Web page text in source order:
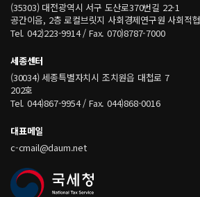
(35303) 대전광역시 서구 도산로370번길 22-1
공간이음, 2층 로컬브릿지 사회경제연구원 사회적
Tel. 042)223-9914 / Fax. 070)8787-7000
세종센터
(30034) 세종특별자치시 조치원읍 대첩로 7
202호
Tel. 044)867-9954 / Fax. 044)868-0016
대표메일
c-cmail@daum.net